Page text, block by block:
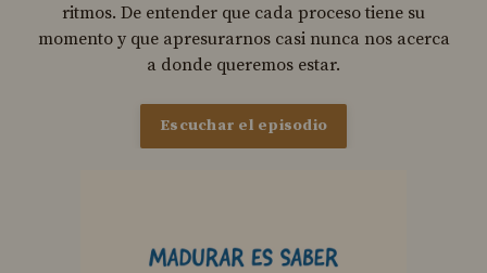
ritmos. De entender que cada proceso tiene su
momento y que apresurarnos casi nunca nos acerca
a donde queremos estar.
Escuchar el episodio